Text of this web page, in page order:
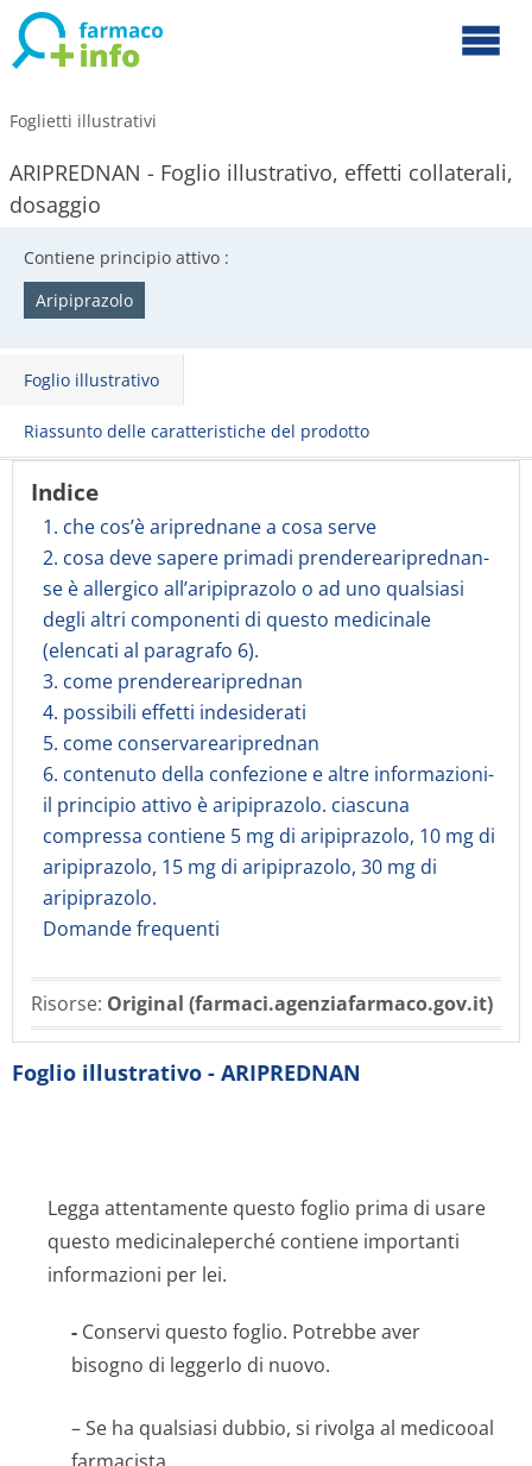
Foglietti illustrativi
ARIPREDNAN - Foglio illustrativo, effetti collaterali,
dosaggio
Contiene principio attivo :
Aripiprazolo
Foglio illustrativo
Riassunto delle caratteristiche del prodotto
Indice
1. che cos’è ariprednane a cosa serve
2. cosa deve sapere primadi prendereariprednan-
se è allergico all’aripiprazolo o ad uno qualsiasi
degli altri componenti di questo medicinale
(elencati al paragrafo 6).
3. come prendereariprednan
4. possibili effetti indesiderati
5. come conservareariprednan
6. contenuto della confezione e altre informazioni-
il principio attivo è aripiprazolo. ciascuna
compressa contiene 5 mg di aripiprazolo, 10 mg di
aripiprazolo, 15 mg di aripiprazolo, 30 mg di
aripiprazolo.
Domande frequenti
Risorse: Original (farmaci.agenziafarmaco.gov.it)
Foglio illustrativo - ARIPREDNAN
Legga attentamente questo foglio prima di usare
questo medicinaleperché contiene importanti
informazioni per lei.
- Conservi questo foglio. Potrebbe aver
bisogno di leggerlo di nuovo.
– Se ha qualsiasi dubbio, si rivolga al medicooal